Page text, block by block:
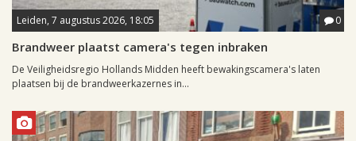
Leiden, 7 augustus 2026, 18:05 0
Brandweer plaatst camera's tegen inbraken
De Veiligheidsregio Hollands Midden heeft bewakingscamera's laten
plaatsen bij de brandweerkazernes in...